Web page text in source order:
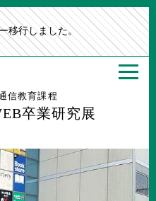
移行しました。
信教育課程
卒業研究展